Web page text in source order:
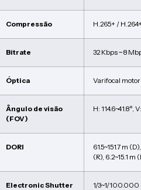
Compressão H.265+ /
Bitrate 32 Kbps ~ 8
Óptica Varifocal
Ângulo de visão
(FOV)
H: 114.6~41.8°,
DORI
61.5~151.7 m
(R), 6.2~15.1 m
Electronic Shutter 1/3~1/100.000